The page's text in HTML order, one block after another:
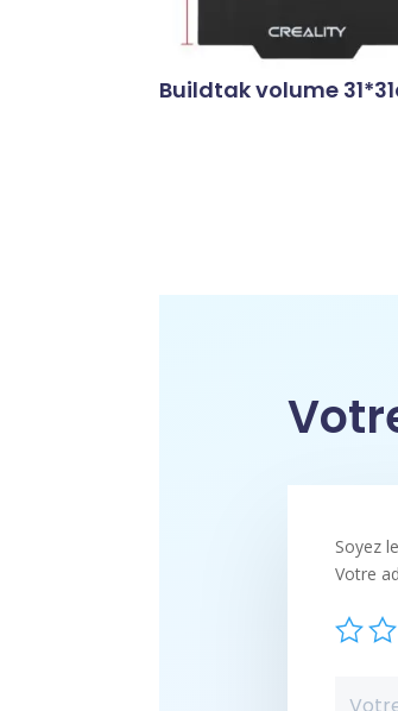
Buildtak volume
Soyez
Votre